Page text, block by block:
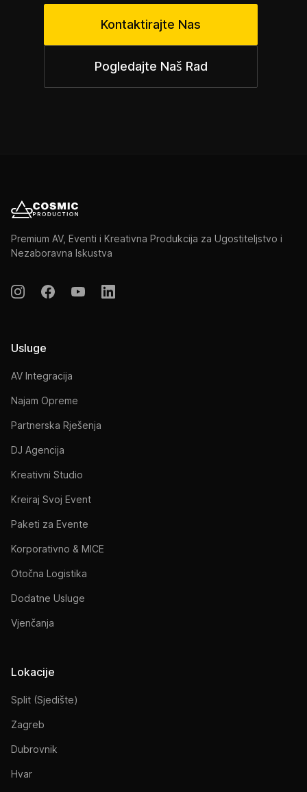
Kontaktirajte Nas
Pogledajte Naš Rad
Premium AV, Eventi i Kreativna Produkcija za Ugostiteljstvo i
Nezaboravna Iskustva
Usluge
AV Integracija
Najam Opreme
Partnerska Rješenja
DJ Agencija
Kreativni Studio
Kreiraj Svoj Event
Paketi za Evente
Korporativno & MICE
Otočna Logistika
Dodatne Usluge
Vjenčanja
Lokacije
Split (Sjedište)
Zagreb
Dubrovnik
Hvar